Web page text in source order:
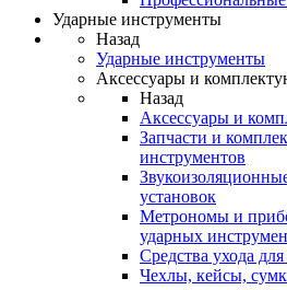
Ударные инструменты
Назад
Ударные инструменты
Аксессуары и
Назад
Аксессуары и
Запчасти и
инструментов
установок
Метрономы и
ударных
Средства ухода
Чехлы, кейсы,